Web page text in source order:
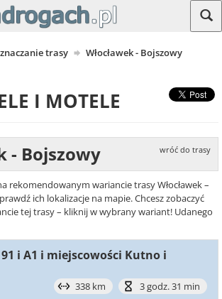
trasy
Włocławek - Bojszowy
I MOTELE
- Bojszowy wróć do trasy
rekomendowanym wariancie trasy Włocławek –
ich lokalizacje na mapie. Chcesz zobaczyć
tej trasy – kliknij w wybrany wariant! Udanego
i A1 i miejscowości Kutno i
338 km 3 godz. 31 min